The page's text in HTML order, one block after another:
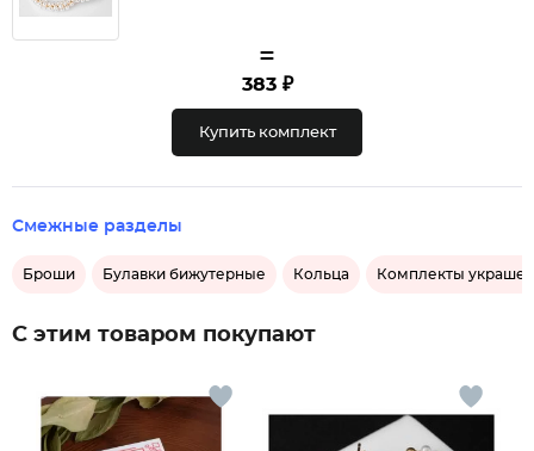
=
383 ₽
Купить комплект
Смежные разделы
Броши Булавки бижутерные Кольца Комплекты
С этим товаром покупают